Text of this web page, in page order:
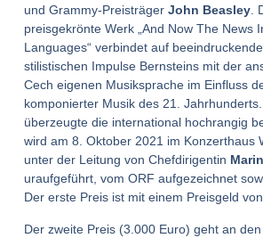
und Grammy-Preisträger John Beasley.
preisgekrönte Werk „And Now The News
Languages“ verbindet auf
stilistischen Impulse Bernsteins mit der
Cech eigenen Musiksprache im Einfluss
komponierter Musik des 21.
überzeugte die international hochrangig
wird am 8. Oktober 2021 im Konzerthaus
unter der Leitung von Chefdirigentin
uraufgeführt, vom ORF aufgezeichnet
Der erste Preis ist mit einem Preisgeld
Der zweite Preis (3.000 Euro) geht an